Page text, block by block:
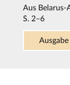
Aus Belarus-
S. 2–6